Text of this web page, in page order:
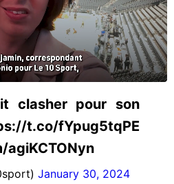
clasher pour son
t.co/fYpug5tqPE
January 30, 2024